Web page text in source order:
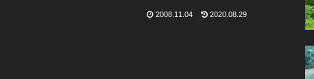
2008.11.04 2020.08.29